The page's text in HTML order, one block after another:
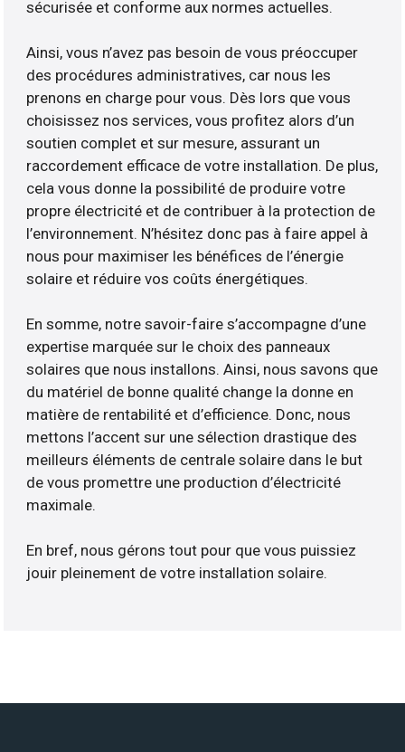
sécurisée et conforme aux normes actuelles.
Ainsi, vous n’avez pas besoin de vous préoccuper
des procédures administratives, car nous les
prenons en charge pour vous. Dès lors que vous
choisissez nos services, vous profitez alors d’un
soutien complet et sur mesure, assurant un
raccordement efficace de votre installation. De plus,
cela vous donne la possibilité de produire votre
propre électricité et de contribuer à la protection de
l’environnement. N’hésitez donc pas à faire appel à
nous pour maximiser les bénéfices de l’énergie
solaire et réduire vos coûts énergétiques.
En somme, notre savoir-faire s’accompagne d’une
expertise marquée sur le choix des panneaux
solaires que nous installons. Ainsi, nous savons que
du matériel de bonne qualité change la donne en
matière de rentabilité et d’efficience. Donc, nous
mettons l’accent sur une sélection drastique des
meilleurs éléments de centrale solaire dans le but
de vous promettre une production d’électricité
maximale.
En bref, nous gérons tout pour que vous puissiez
jouir pleinement de votre installation solaire.